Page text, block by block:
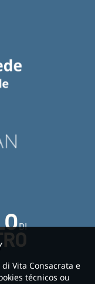
Vita Consacrata e
técnicos ou